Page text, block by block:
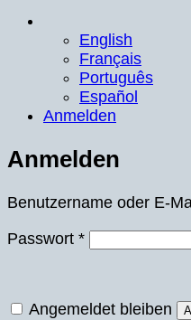
English
Français
Português
Español
Anmelden
Anmelden
Benutzername oder E-
Passwort *Erforderlich
Angemeldet bleiben